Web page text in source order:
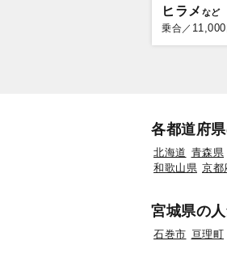
ヒラメ
乗合／ 11,000
各都道府
北海道 青森県
和歌山県 京都
宮城県の
石巻市 亘理町